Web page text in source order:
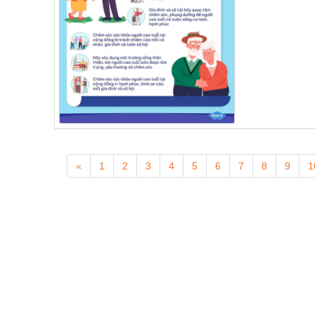
« 1 2 3 4 5 6 7 8 9